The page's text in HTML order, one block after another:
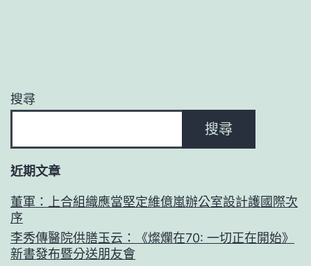
搜尋
搜尋
近期文章
董軍：上合組織應當堅定維億嵐辦公室設計護國際次
序
李秀傳醫院供膳玉云：《燦爛在70: 一切正在開始》
新書發布暨分送朋友會